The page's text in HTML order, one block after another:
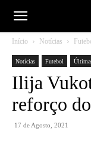
Início Notícias
Notícias Futebol
Ilija
reforço
17 de Agosto, 2021